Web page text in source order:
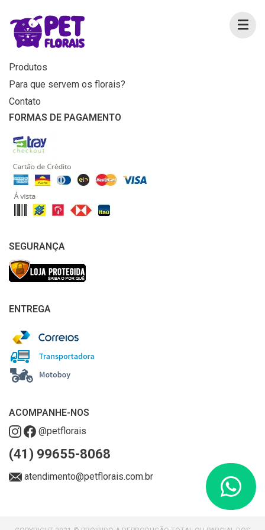
MENU
Home
Produtos
Para que servem os florais?
Contato
FORMAS DE PAGAMENTO
SEGURANÇA
ENTREGA
ACOMPANHE-NOS
@petflorais
(41) 99655-8068
atendimento@petflorais.com.br